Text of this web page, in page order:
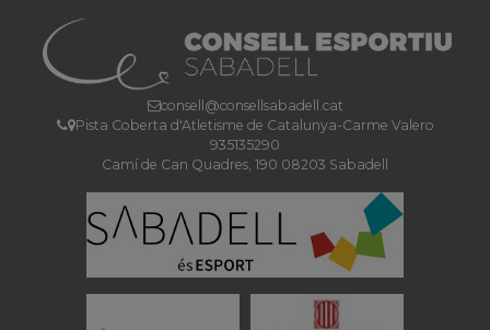
consell@consellsabadell.cat
Pista Coberta d'Atletisme de Catalunya-Carme Valero
935135290
Camí de Can Quadres, 190 08203 Sabadell